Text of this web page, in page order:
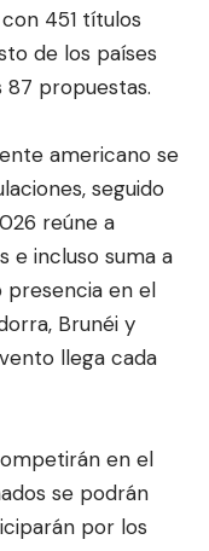
451 títulos
de los países
propuestas.
americano se
seguido
reúne a
e incluso suma a
presencia en el
Brunéi y
llega cada
en el
se podrán
por los